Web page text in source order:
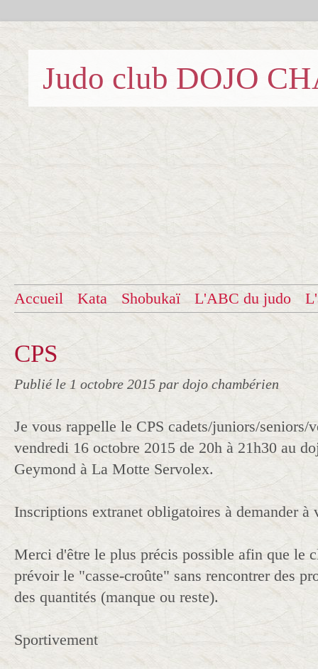
Judo club DOJO
Accueil Kata Shobukaï L'ABC du judo
CPS
Publié le 1 octobre 2015 par dojo chambérien
Je vous rappelle le CPS cadets/juniors/seniors/
vendredi 16 octobre 2015 de 20h à 21h30 au
Geymond à La Motte Servolex.
Inscriptions extranet obligatoires à demander à
Merci d'être le plus précis possible afin que le
prévoir le "casse-croûte" sans rencontrer des
des quantités (manque ou reste).
Sportivement